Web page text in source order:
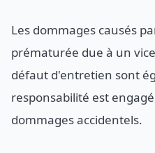
Les dommages causés
prématurée due à un
défaut d'entretien sont
responsabilité est
dommages accidentels.